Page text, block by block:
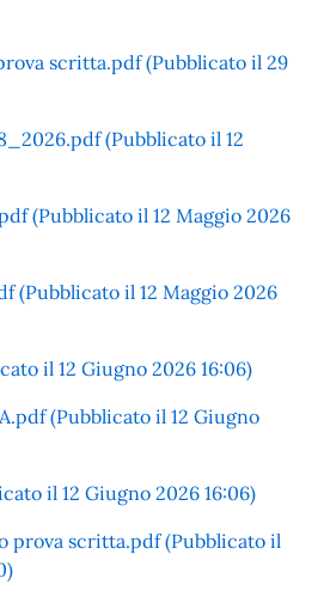
scritta.pdf (Pubblicato il 29
(Pubblicato il 12
(Pubblicato il 12 Maggio 2026
(Pubblicato il 12 Maggio 2026
il 12 Giugno 2026 16:06)
(Pubblicato il 12 Giugno
il 12 Giugno 2026 16:06)
prova scritta.pdf (Pubblicato il